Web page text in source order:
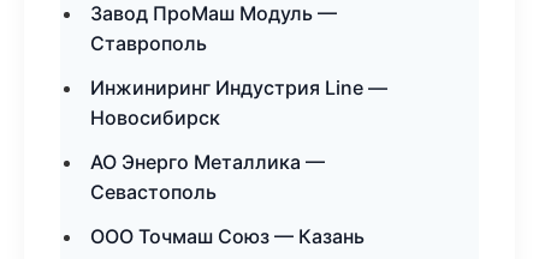
Завод ПроМаш Модуль —
Ставрополь
Инжиниринг Индустрия Line —
Новосибирск
АО Энерго Металлика —
Севастополь
ООО Точмаш Союз — Казань